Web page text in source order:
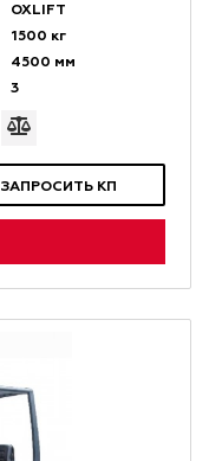
OXLIFT
1500 кг
4500 мм
3
ЗАПРОСИТЬ КП